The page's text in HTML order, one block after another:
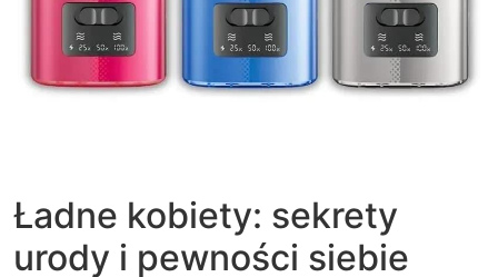
Ładne kobiety: sekrety
urody i pewności siebie